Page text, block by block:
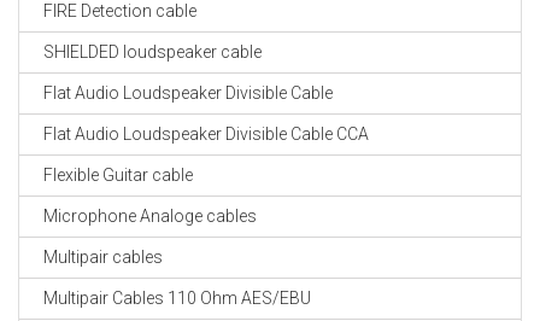
FIRE Detection cable
SHIELDED loudspeaker cable
Flat Audio Loudspeaker Divisible Cable
Flat Audio Loudspeaker Divisible Cable CCA
Flexible Guitar cable
Microphone Analoge cables
Multipair cables
Multipair Cables 110 Ohm AES/EBU